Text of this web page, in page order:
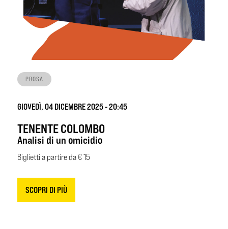
PROSA
GIOVEDÌ, 04 DICEMBRE 2025 - 20:45
TENENTE COLOMBO
Analisi di un omicidio
Biglietti a partire da € 15
SCOPRI DI PIÙ